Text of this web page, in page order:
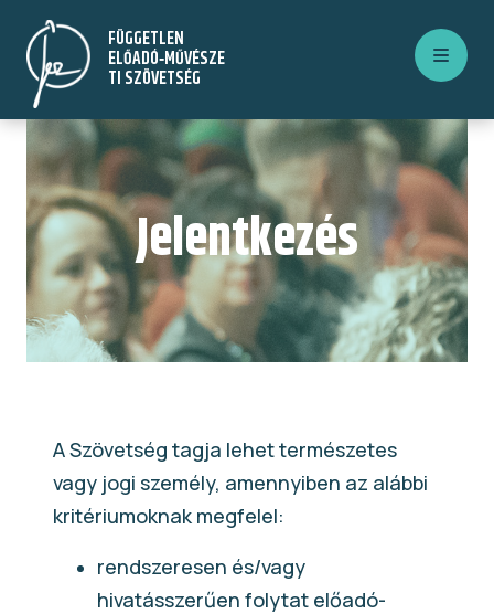
Ugrás
tartalomra
FÜGGETLEN
ELŐADÓ‑MŰVÉSZE
TI SZÖVETSÉG
Jelentkezés
A Szövetség tagja lehet természetes
vagy jogi személy, amennyiben az alábbi
kritériumoknak megfelel:
rendszeresen és/vagy
hivatásszerűen folytat előadó-